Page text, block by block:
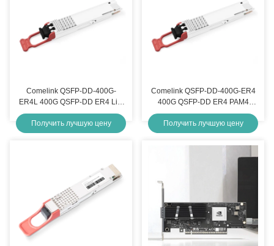
Comelink QSFP-DD-400G-
ER4L 400G QSFP-DD ER4 Lite
30 км LWDM4 LC SMF с
модулем оптического
передатчика FEC
Получить лучшую цену
Comelink QSFP-DD-400G-ER4
400G QSFP-DD ER4 PAM4
LWDM4 40 км LC SMF без
оптического модуля
приемника FEC
Получить лучшую цену